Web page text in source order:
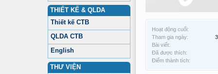
THIẾT KẾ & QLDA
Thiết kế CTB
QLDA CTB
English
THƯ VIỆN
Hoạt động cuối:
Tham gia ngày:
Bài viết:
Đã được thích:
Điểm thành tích: